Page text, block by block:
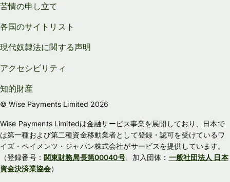
苦情の申し立て
各国のサイトリスト
現代奴隷法に関する声明
アクセシビリティ
知的財産
© Wise Payments Limited 2026
Wise Payments Limitedは金融サービス事業を展開しており、日本で
は第一種および第二種資金移動業者として登録・認可を受けているワ
イズ・ペイメンツ・ジャパン株式会社がサービスを提供しています。
（登録番号： 関東財務局長第00040号、加入団体： 一般社団法人 日本
資金決済業協会）